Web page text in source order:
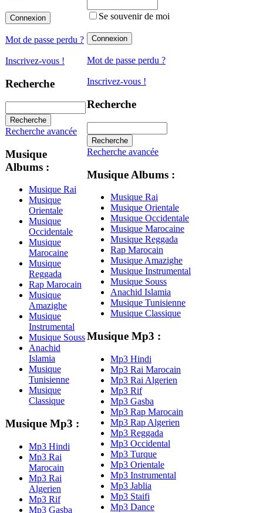
Mot de passe perdu ?
Inscrivez-vous !
Recherche
Recherche avancée
Musique
Albums :
Musique Rai
Musique
Orientale
Musique
Occidentale
Musique
Marocaine
Musique
Reggada
Rap Marocain
Musique
Amazighe
Musique
Instrumental
Musique Souss
Anachid
Islamia
Musique
Tunisienne
Musique
Classique
Musique Mp3 :
Mp3 Hindi
Mp3 Rai
Marocain
Mp3 Rai
Algerien
Mp3 Rif
Mp3 Gasba
Se souvenir de moi
Mot de passe perdu ?
Inscrivez-vous !
Recherche
Recherche avancée
Musique Albums :
Musique Rai
Musique Orientale
Musique Occidentale
Musique Marocaine
Musique Reggada
Rap Marocain
Musique Amazighe
Musique Instrumental
Musique Souss
Anachid Islamia
Musique Tunisienne
Musique Classique
Musique Mp3 :
Mp3 Hindi
Mp3 Rai Marocain
Mp3 Rai Algerien
Mp3 Rif
Mp3 Gasba
Mp3 Rap Marocain
Mp3 Rap Algerien
Mp3 Reggada
Mp3 Occidental
Mp3 Turque
Mp3 Orientale
Mp3 Instrumental
Mp3 Jablia
Mp3 Staifi
Mp3 Dance